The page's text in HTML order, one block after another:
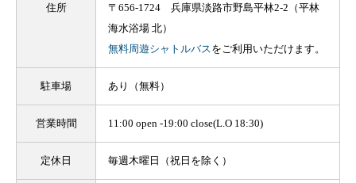
住所
〒656-1724 兵庫県淡路市野島平林2-2（平林
海水浴場 北）
無料周遊シャトルバス をご利用いただけます。
駐車場 あり（無料）
営業時間 11:00 open -19:00 close(L.O 18:30)
定休日 毎週木曜日（祝日を除く）